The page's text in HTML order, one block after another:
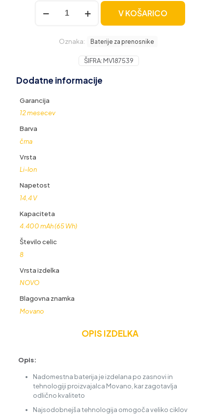
Baterija
HP
4400
količina
V KOŠARICO
Oznaka: Baterije za prenosnike
ŠIFRA: MV187539
Dodatne informacije
Garancija
12 mesecev
Barva
črna
Vrsta
Li-Ion
Napetost
14,4 V
Kapaciteta
4.400 mAh (65 Wh)
Število celic
8
Vrsta izdelka
NOVO
Blagovna znamka
Movano
OPIS IZDELKA
Opis:
Nadomestna baterija je izdelana po zasnovi in
tehnologiji proizvajalca Movano, kar zagotavlja
odlično kvaliteto
Najsodobnejša tehnologija omogoča veliko ciklov